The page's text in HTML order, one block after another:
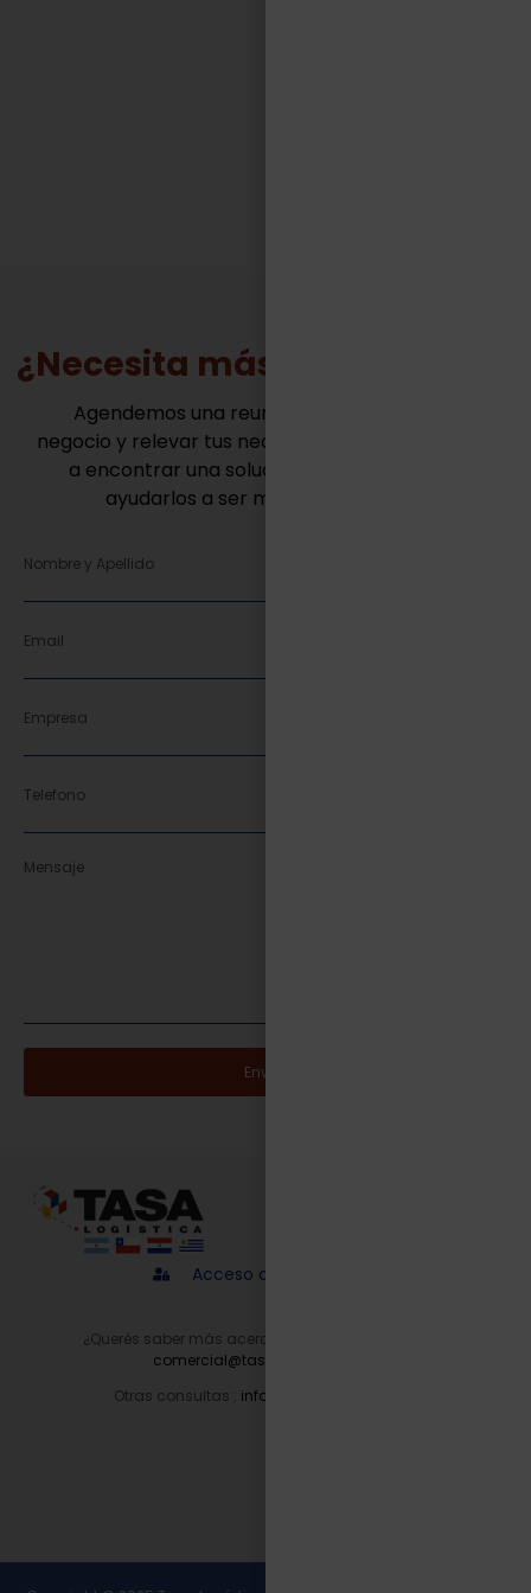
¿Necesita más información?
Agendemos una reunión para conocer tu
negocio y relevar tus necesidades. Juntos vamos
a encontrar una solución innovadora para
ayudarlos a ser mas competitivos.
Enviar
Acceso a proveedores
¿Querés saber más acerca de nuestros servicios?
comercial@tasalogistica.com
Otras consultas : info@tasalogistica.com